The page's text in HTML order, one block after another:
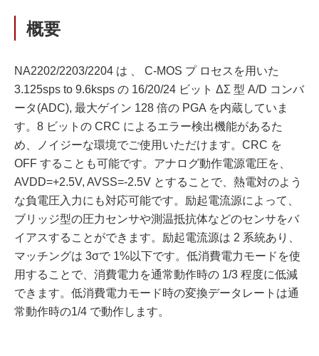
概要
NA2202/2203/2204 は 、 C-MOS プ ロセスを用いた
3.125sps to 9.6ksps の 16/20/24 ビット ΔΣ 型 A/D コンバ
ータ(ADC), 最大ゲイン 128 倍の PGA を内蔵していま
す。8 ビットの CRC によるエラー検出機能があるた
め、ノイジーな環境でご使用いただけます。CRC を
OFF することも可能です。アナログ動作電源電圧を、
AVDD=+2.5V, AVSS=-2.5V とすることで、熱電対のよう
な負電圧入力にも対応可能です。励起電流源によって、
ブリッジ型の圧力センサや測温抵抗体などのセンサをバ
イアスすることができます。励起電流源は 2 系統あり、
マッチングは 3σで 1%以下です。低消費電力モードを使
用することで、消費電力を通常動作時の 1/3 程度に低減
できます。低消費電力モード時の変換データレートは通
常動作時の1/4 で動作します。